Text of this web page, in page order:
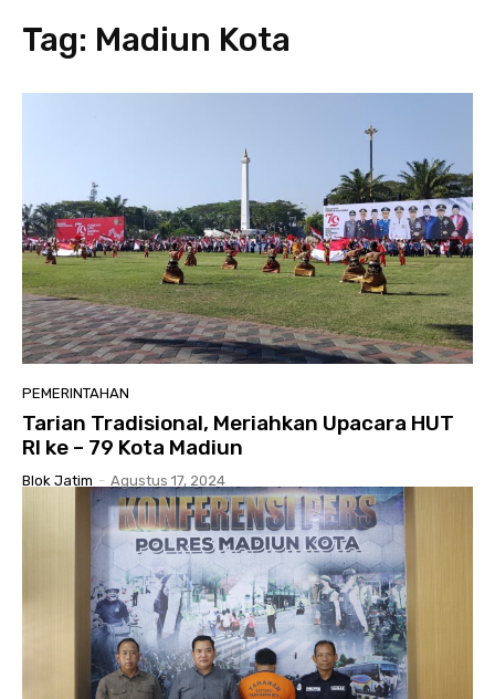
Tag: Madiun Kota
PEMERINTAHAN
Tarian Tradisional, Meriahkan Upacara HUT
RI ke – 79 Kota Madiun
Blok Jatim - Agustus 17, 2024